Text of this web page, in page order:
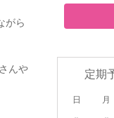
がら
んや
定期
日
月